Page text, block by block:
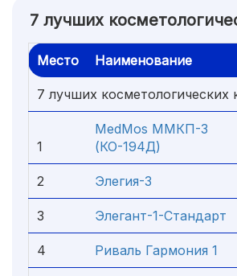
7 лучших
Место Наименование
7 лучших косметологических
1
MedMos ММКП-3
(КО-194Д)
2 Элегия-3
3 Элегант-1-Стандарт
4 Риваль Гармония 1